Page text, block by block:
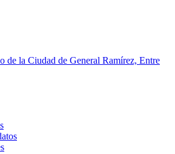
de la Ciudad de General Ramírez, Entre